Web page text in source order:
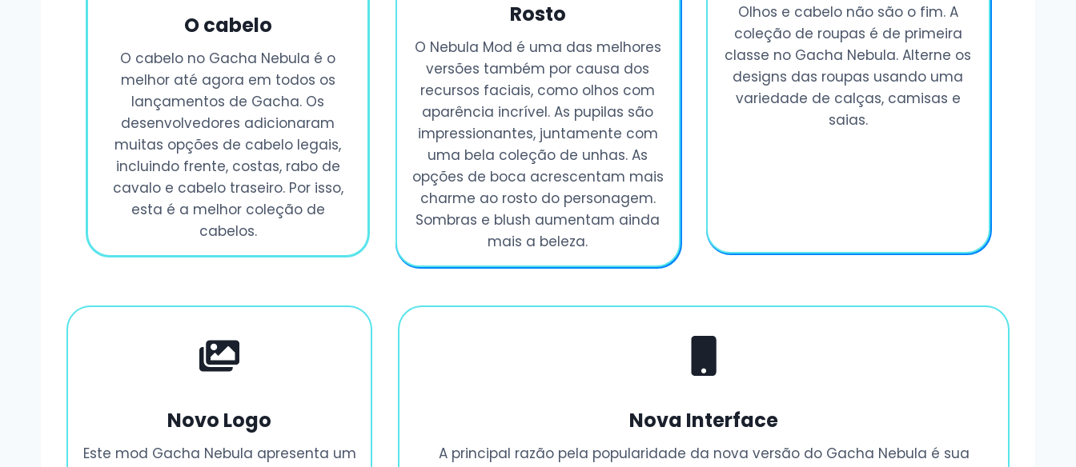
O cabelo
O cabelo no Gacha Nebula é o
melhor até agora em todos os
lançamentos de Gacha. Os
desenvolvedores adicionaram
muitas opções de cabelo legais,
incluindo frente, costas, rabo de
cavalo e cabelo traseiro. Por isso,
esta é a melhor coleção de
cabelos.
Rosto
O Nebula Mod é uma das melhores
versões também por causa dos
recursos faciais, como olhos com
aparência incrível. As pupilas são
impressionantes, juntamente com
uma bela coleção de unhas. As
opções de boca acrescentam mais
charme ao rosto do personagem.
Sombras e blush aumentam ainda
mais a beleza.
Olhos e cabelo não são o fim. A
coleção de roupas é de primeira
classe no Gacha Nebula. Alterne os
designs das roupas usando uma
variedade de calças, camisas e
saias.
Novo Logo
Este mod Gacha Nebula apresenta um
Nova Interface
A principal razão pela popularidade da nova versão do Gacha Nebula é sua